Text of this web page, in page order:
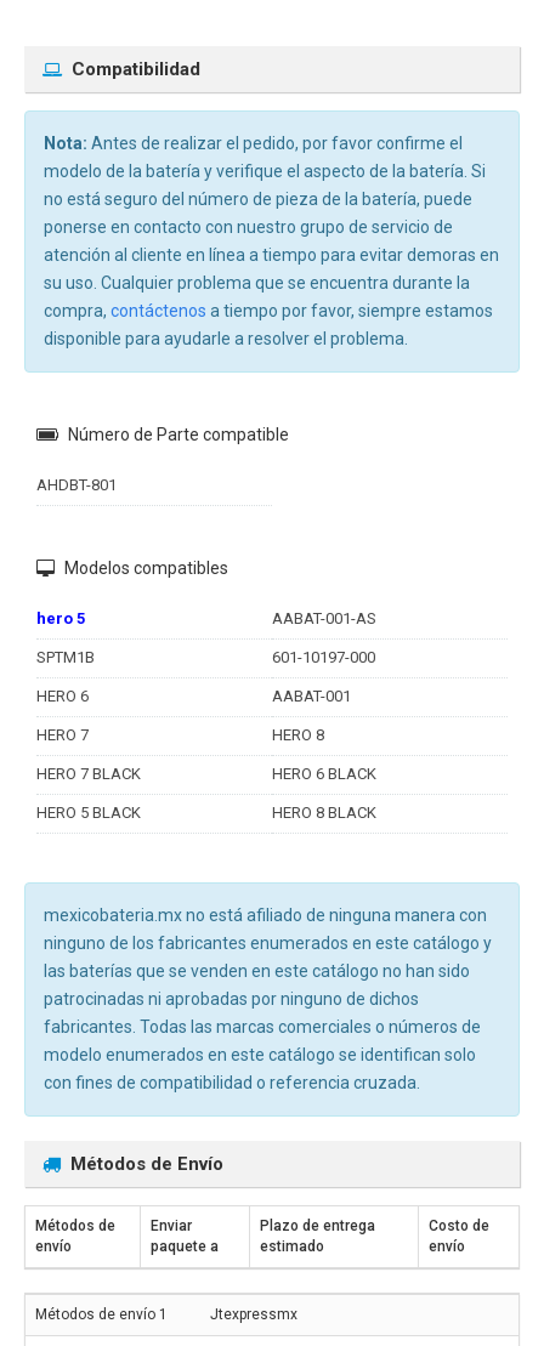
Compatibilidad
Nota: Antes de realizar el pedido, por favor confirme el
modelo de la batería y verifique el aspecto de la batería. Si
no está seguro del número de pieza de la batería, puede
ponerse en contacto con nuestro grupo de servicio de
atención al cliente en línea a tiempo para evitar demoras en
su uso. Cualquier problema que se encuentra durante la
compra, contáctenos a tiempo por favor, siempre estamos
disponible para ayudarle a resolver el problema.
Número de Parte compatible
AHDBT-801
Modelos compatibles
hero 5 AABAT-001-AS
SPTM1B 601-10197-000
HERO 6 AABAT-001
HERO 7 HERO 8
HERO 7 BLACK HERO 6 BLACK
HERO 5 BLACK HERO 8 BLACK
mexicobateria.mx no está afiliado de ninguna manera con
ninguno de los fabricantes enumerados en este catálogo y
las baterías que se venden en este catálogo no han sido
patrocinadas ni aprobadas por ninguno de dichos
fabricantes. Todas las marcas comerciales o números de
modelo enumerados en este catálogo se identifican solo
con fines de compatibilidad o referencia cruzada.
Métodos de Envío
Métodos de
envío
Enviar
paquete a
Plazo de entrega
estimado
Costo de
envío
Jtexpressmx